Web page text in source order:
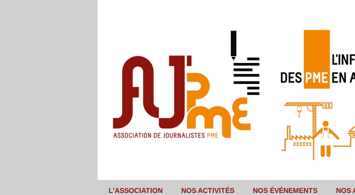
L’ASSOCIATION NOS ACTIVITÉS NOS ÉVÉNEMENTS NOS